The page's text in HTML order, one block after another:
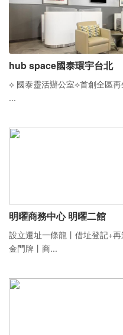
hub space國泰環宇台北
⟡ 國泰靈活辦公室⟡首創全區
...
明曜商務中心 明曜二館
設立遷址一條龍丨借址登記+
金門牌丨商...